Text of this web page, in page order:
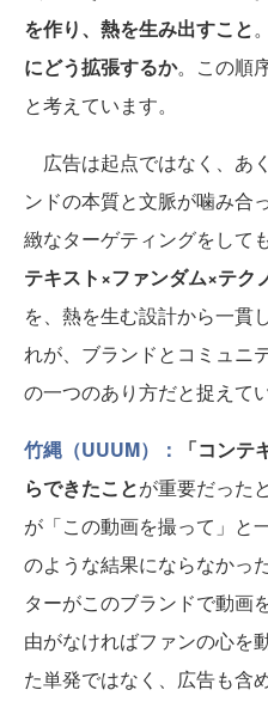
を作り、熱を生み出すこと
にどう拡張するか。この順
と考えています。
広告は起点ではなく、あ
ンドの本質と文脈が噛み合
緻なターゲティングをして
テキスト×ファンダム×テク
を、熱を生む設計から一貫
れが、ブランドとコミュニ
の一つのあり方だと捉えてい
竹縄（UUUM）：
「コン
らできたことが重要だった
が「この動画を撮って」と
のような結果にならなかっ
ターがこのブランドで動画
由がなければファンの心を
た単発ではなく、広告も含